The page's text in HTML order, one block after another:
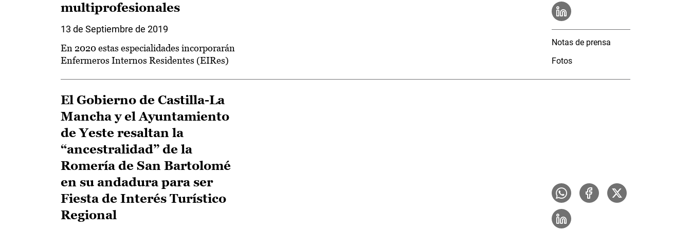
multiprofesionales
13 de Septiembre de 2019
En 2020 estas especialidades incorporarán
Enfermeros Internos Residentes (EIRes)
Notas de prensa
Fotos
El Gobierno de Castilla-La
Mancha y el Ayuntamiento
de Yeste resaltan la
“ancestralidad” de la
Romería de San Bartolomé
en su andadura para ser
Fiesta de Interés Turístico
Regional